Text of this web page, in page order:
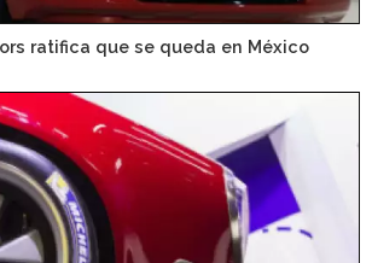
ratifica que se queda en México